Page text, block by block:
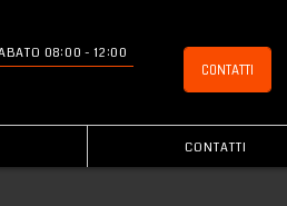
CONTATTI
CONTATTI
08:00 - 12:00